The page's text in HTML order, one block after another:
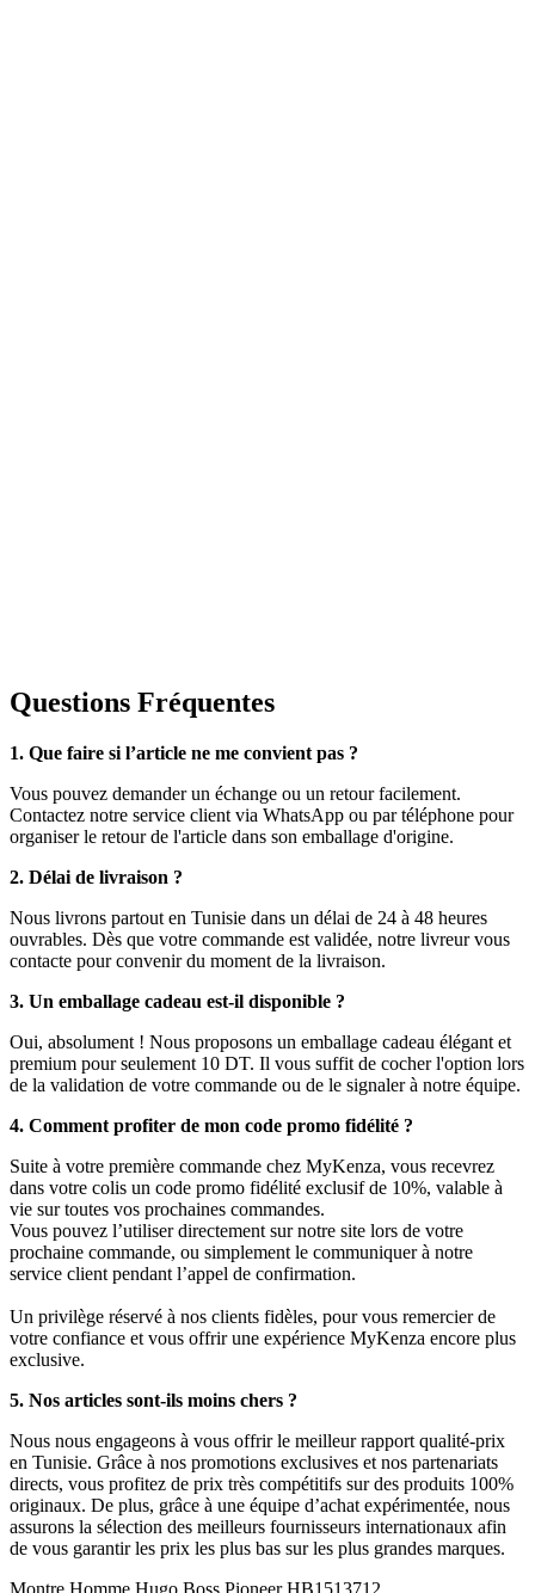
Questions Fréquentes
1. Que faire si l’article ne me convient pas ?
Vous pouvez demander un échange ou un retour facilement.
Contactez notre service client via WhatsApp ou par téléphone pour
organiser le retour de l'article dans son emballage d'origine.
2. Délai de livraison ?
Nous livrons partout en Tunisie dans un délai de 24 à 48 heures
ouvrables. Dès que votre commande est validée, notre livreur vous
contacte pour convenir du moment de la livraison.
3. Un emballage cadeau est-il disponible ?
Oui, absolument ! Nous proposons un emballage cadeau élégant et
premium pour seulement 10 DT. Il vous suffit de cocher l'option lors
de la validation de votre commande ou de le signaler à notre équipe.
4. Comment profiter de mon code promo fidélité ?
Suite à votre première commande chez MyKenza, vous recevrez
dans votre colis un code promo fidélité exclusif de 10%, valable à
vie sur toutes vos prochaines commandes.
Vous pouvez l’utiliser directement sur notre site lors de votre
prochaine commande, ou simplement le communiquer à notre
service client pendant l’appel de confirmation.
Un privilège réservé à nos clients fidèles, pour vous remercier de
votre confiance et vous offrir une expérience MyKenza encore plus
exclusive.
5. Nos articles sont-ils moins chers ?
Nous nous engageons à vous offrir le meilleur rapport qualité-prix
en Tunisie. Grâce à nos promotions exclusives et nos partenariats
directs, vous profitez de prix très compétitifs sur des produits 100%
originaux. De plus, grâce à une équipe d’achat expérimentée, nous
assurons la sélection des meilleurs fournisseurs internationaux afin
de vous garantir les prix les plus bas sur les plus grandes marques.
Montre Homme Hugo Boss Pioneer HB1513712